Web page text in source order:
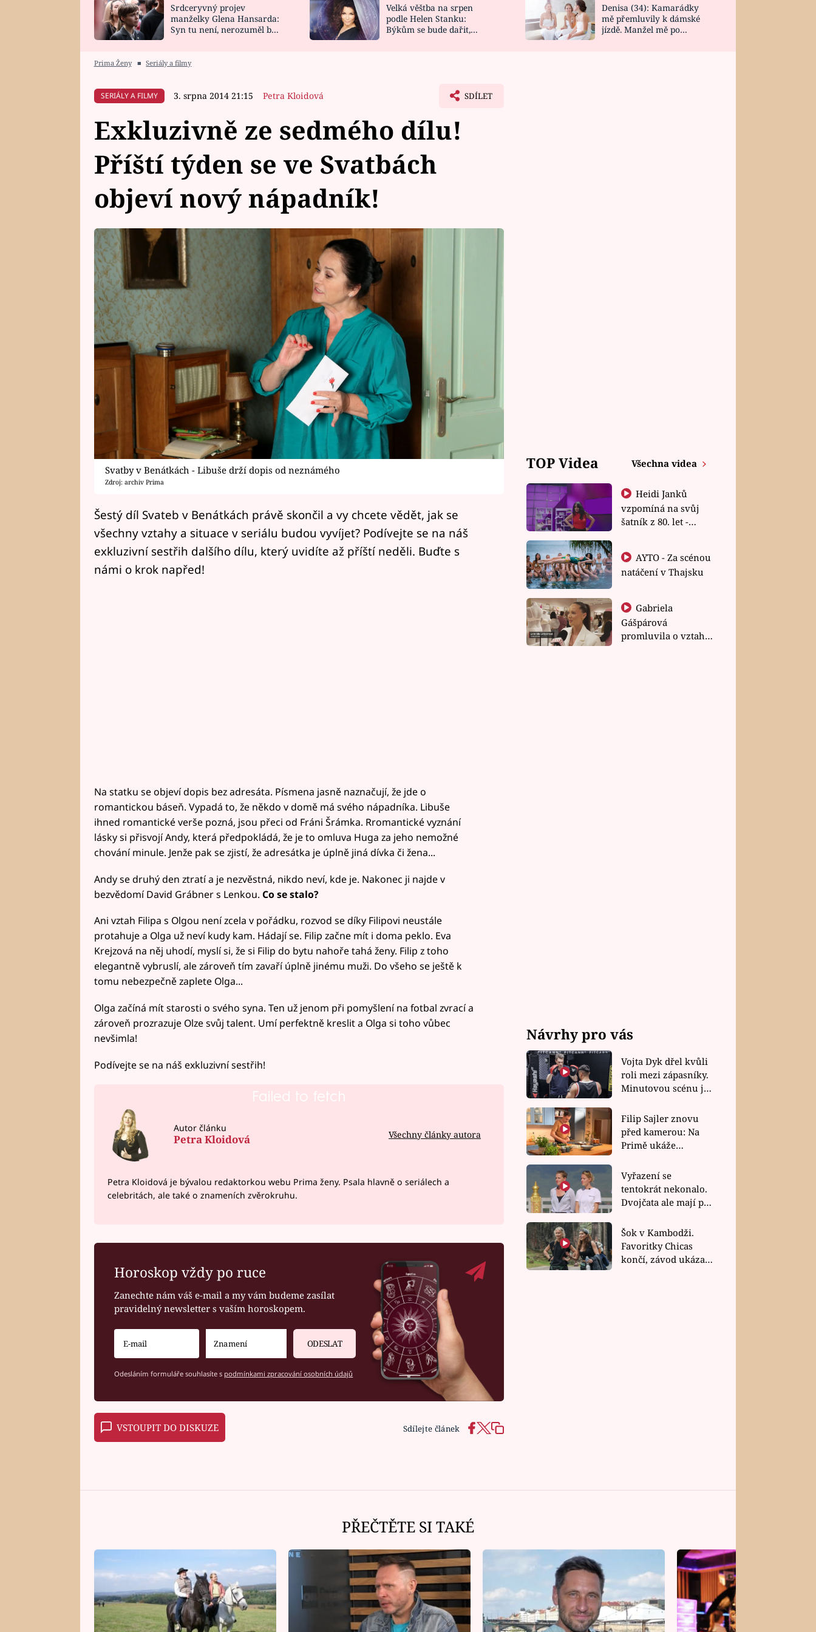
HOROSKOP NA
CELEBRITY
VAŘENÍ
NOVINKY
VIDEORECEPTY
DESIGN
Srdceryvný projev
manželky Glena Hansarda:
Syn tu není, nerozuměl by
Velká věštba na srpen
podle Helen Stanku:
Býkům se bude dařit,
Denisa (34): Kamarádky
mě přemluvily k dámské
jízdě. Manžel mě po
Prima Ženy ■ Seriály a filmy
SERIÁLY A FILMY 3. srpna 2014 21:15 Petra Kloidová SDÍLET
Exkluzivně ze sedmého dílu!
Příští týden se ve Svatbách
objeví nový nápadník!
Svatby v Benátkách - Libuše drží dopis od neznámého
Zdroj: archiv Prima
Šestý díl Svateb v Benátkách právě skončil a vy chcete vědět, jak se
všechny vztahy a situace v seriálu budou vyvíjet? Podívejte se na náš
exkluzivní sestřih dalšího dílu, který uvidíte až příští neděli. Buďte s
námi o krok napřed!
Na statku se objeví dopis bez adresáta. Písmena jasně naznačují, že jde o
romantickou báseň. Vypadá to, že někdo v domě má svého nápadníka. Libuše
ihned romantické verše pozná, jsou přeci od Fráni Šrámka. Rromantické vyznání
lásky si přisvojí Andy, která předpokládá, že je to omluva Huga za jeho nemožné
chování minule. Jenže pak se zjistí, že adresátka je úplně jiná dívka či žena...
Andy se druhý den ztratí a je nezvěstná, nikdo neví, kde je. Nakonec ji najde v
bezvědomí David Grábner s Lenkou. Co se stalo?
Ani vztah Filipa s Olgou není zcela v pořádku, rozvod se díky Filipovi neustále
protahuje a Olga už neví kudy kam. Hádají se. Filip začne mít i doma peklo. Eva
Krejzová na něj uhodí, myslí si, že si Filip do bytu nahoře tahá ženy. Filip z toho
elegantně vybruslí, ale zároveň tím zavaří úplně jinému muži. Do všeho se ještě k
tomu nebezpečně zaplete Olga...
Olga začíná mít starosti o svého syna. Ten už jenom při pomyšlení na fotbal zvrací a
zároveň prozrazuje Olze svůj talent. Umí perfektně kreslit a Olga si toho vůbec
nevšimla!
Podívejte se na náš exkluzivní sestřih!
Failed to fetch
Autor článku
Petra Kloidová Všechny články autora
Petra Kloidová je bývalou redaktorkou webu Prima ženy. Psala hlavně o seriálech a
celebritách, ale také o znameních zvěrokruhu.
Horoskop vždy po ruce
Zanechte nám váš e-mail a my vám budeme zasílat
pravidelný newsletter s vaším horoskopem.
ODESLAT
Odesláním formuláře souhlasíte s podmínkami zpracování osobních údajů
VSTOUPIT DO DISKUZE Sdílejte článek
TOP Videa Všechna videa
Heidi Janků
vzpomíná na svůj
šatník z 80. let -
natáčení v Thajsku
Gabriela
Gášpárová
promluvila o vztahu
Návrhy pro vás
Vojta Dyk dřel kvůli
roli mezi zápasníky.
Minutovou scénu jel
Filip Sajler znovu
před kamerou: Na
Primě ukáže
rychlé recepty
Vyřazení se
tentokrát nekonalo.
Dvojčata ale mají po
závodu nůž na krku
Šok v Kambodži.
Favoritky Chicas
končí, závod ukázal
PŘEČTĚTE SI TAKÉ